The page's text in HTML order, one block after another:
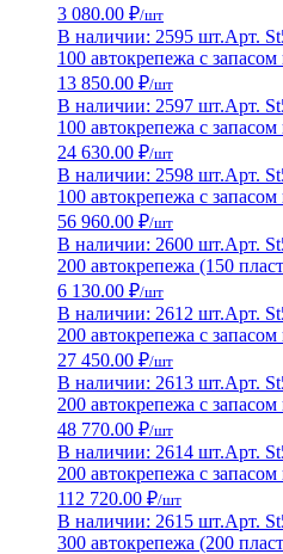
3 080.00 ₽/шт
В наличии: 2595 шт.Арт.
100 автокрепежа с
13 850.00 ₽/шт
В наличии: 2597 шт.Арт.
100 автокрепежа с
24 630.00 ₽/шт
В наличии: 2598 шт.Арт.
100 автокрепежа с
56 960.00 ₽/шт
В наличии: 2600 шт.Арт.
200 автокрепежа (150
6 130.00 ₽/шт
В наличии: 2612 шт.Арт.
200 автокрепежа с
27 450.00 ₽/шт
В наличии: 2613 шт.Арт.
200 автокрепежа с
48 770.00 ₽/шт
В наличии: 2614 шт.Арт.
200 автокрепежа с
112 720.00 ₽/шт
В наличии: 2615 шт.Арт.
300 автокрепежа (200